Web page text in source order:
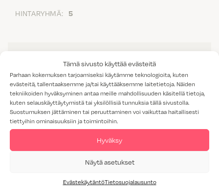
Tämä sivusto käyttää evästeitä
Parhaan kokemuksen tarjoamiseksi käytämme teknologioita, kuten
evästeitä, tallentaaksemme ja/tai käyttääksemme laitetietoja. Näiden
tekniikoiden hyväksyminen antaa meille mahdollisuuden käsitellä tietoja,
kuten selauskäyttäytymistä tai yksilöllisiä tunnuksia tällä sivustolla.
Suostumuksen jättäminen tai peruuttaminen voi vaikuttaa haitallisesti
tiettyihin ominaisuuksiin ja toimintoihin.
Hyväksy
Näytä asetukset
EvästekäytäntöTietosuojalausunto
HINTARYHMÄ: 5
TUOTTEET
TILAT